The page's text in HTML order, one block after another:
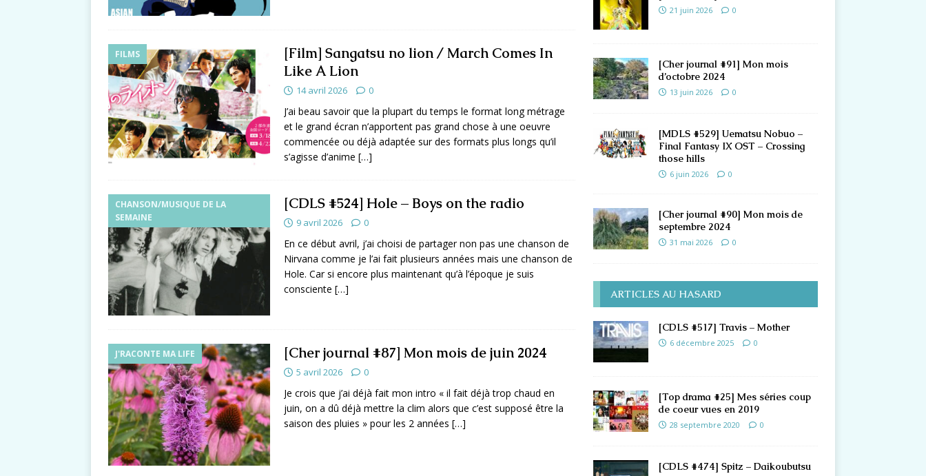
FILMS
[Film] Sangatsu no lion / March Comes In
Like A Lion
14 avril 2026 0
J’ai beau savoir que la plupart du temps le format long métrage
et le grand écran n’apportent pas grand chose à une oeuvre
commencée ou déjà adaptée sur des formats plus longs qu’il
s’agisse d’anime […]
CHANSON/MUSIQUE DE LA
SEMAINE
[CDLS #524] Hole – Boys on the radio
9 avril 2026 0
En ce début avril, j’ai choisi de partager non pas une chanson de
Nirvana comme je l’ai fait plusieurs années mais une chanson de
Hole. Car si encore plus maintenant qu’à l’époque je suis
consciente […]
J'RACONTE MA LIFE [Cher journal #87] Mon mois de juin 2024
5 avril 2026 0
Je crois que j’ai déjà fait mon intro « il fait déjà trop chaud en
juin, on a dû déjà mettre la clim alors que c’est supposé être la
saison des pluies » pour les 2 années […]
21 juin 2026 0
[Cher journal #91] Mon mois
d’octobre 2024
13 juin 2026 0
[MDLS #529] Uematsu Nobuo –
Final Fantasy IX OST – Crossing
those hills
6 juin 2026 0
[Cher journal #90] Mon mois de
septembre 2024
31 mai 2026 0
ARTICLES AU HASARD
[CDLS #517] Travis – Mother
6 décembre 2025 0
[Top drama #25] Mes séries coup
de coeur vues en 2019
28 septembre 2020 0
[CDLS #474] Spitz – Daikoubutsu